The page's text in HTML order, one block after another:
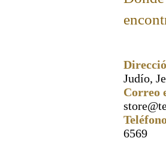
Judío,
Correo
6569